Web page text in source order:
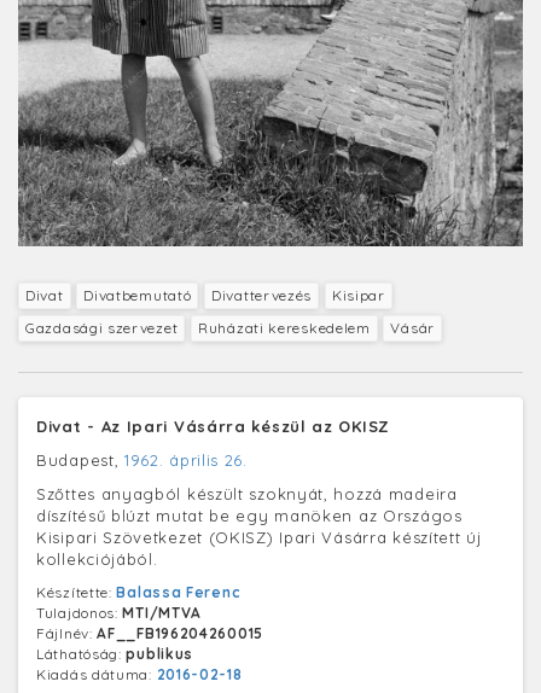
Divat Divatbemutató Divattervezés
Kisipar
Gazdasági szervezet
Ruházati kereskedelem Vásár
Divat - Az Ipari Vásárra készül az OKISZ
Budapest, 1962. április 26.
Szőttes anyagból készült szoknyát, hozzá madeira
díszítésű blúzt mutat be egy manöken az Országos
Kisipari Szövetkezet (OKISZ) Ipari Vásárra készített új
kollekciójából.
Készítette:Balassa Ferenc
Tulajdonos:MTI/MTVA
Fájlnév:AF__FB196204260015
Láthatóság:publikus
Kiadás dátuma: 2016-02-18